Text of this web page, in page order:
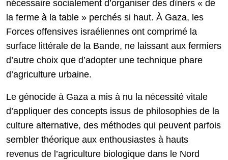
nécessaire socialement d’organiser des dîners « de
la ferme à la table » perchés si haut. À Gaza, les
Forces offensives israéliennes ont comprimé la
surface littérale de la Bande, ne laissant aux fermiers
d’autre choix que d’adopter une technique phare
d’agriculture urbaine.
Le génocide à Gaza a mis à nu la nécessité vitale
d’appliquer des concepts issus de philosophies de la
culture alternative, des méthodes qui peuvent parfois
sembler théorique aux enthousiastes à hauts
revenus de l’agriculture biologique dans le Nord